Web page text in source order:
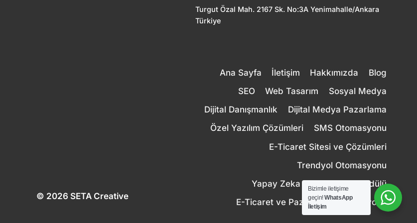
Turgut Özal Mah. 2167 Sk. No:3A Yenimahalle/Ankara
Türkiye
© 2026 SETA Creative
Ana Sayfa İletişim Hakkımızda
Blog
SEO
Web Tasarım
Sosyal Medya
Dijital Danışmanlık
Dijital Medya Pazarlama
Özel Yazılım Çözümleri
SMS Otomasyonu
E-Ticaret Sitesi ve Çözümleri
Trendyol Otomasyonu
Yapay Zeka Canlı Destek Modülü
E-Ticaret ve Pazaryeri Entegrasyonu
Bizimle iletişime
geçin!WhatsApp
İletişim